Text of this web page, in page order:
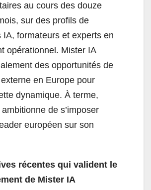
au cours des douze
sur des profils de
IA, formateurs et experts en
opérationnel. Mister IA
des opportunités de
en Europe pour
dynamique. À terme,
ambitionne de s’imposer
européen sur son
récentes qui valident le
de Mister IA